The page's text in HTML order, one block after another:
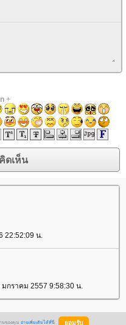
+
22:52:09 น.
กราคม 2557 9:58:30 น.
านของคุณ อ่านเพิ่มเติมได้ที่นี่